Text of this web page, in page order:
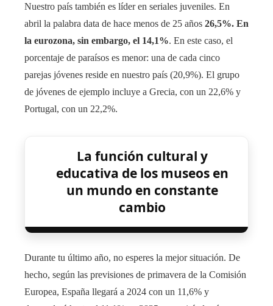
Nuestro país también es líder en seriales juveniles. En
abril la palabra data de hace menos de 25 años 26,5%. En
la eurozona, sin embargo, el 14,1%. En este caso, el
porcentaje de paraísos es menor: una de cada cinco
parejas jóvenes reside en nuestro país (20,9%). El grupo
de jóvenes de ejemplo incluye a Grecia, con un 22,6% y
Portugal, con un 22,2%.
La función cultural y
educativa de los museos en
un mundo en constante
cambio
Durante tu último año, no esperes la mejor situación. De
hecho, según las previsiones de primavera de la Comisión
Europea, España llegará a 2024 con un 11,6% y